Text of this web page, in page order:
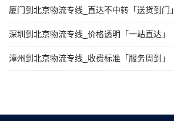
厦门到北京物流专线_直达不中转「送货到门」
深圳到北京物流专线_价格透明「一站直达」
漳州到北京物流专线_收费标准「服务周到」